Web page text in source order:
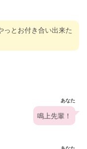
っとお付き合い出来た
あなた
鳴上先輩！